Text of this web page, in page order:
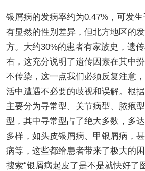
银屑病的发病率约为0.47%，可发
有显然的性别差异，但北方地区的
方。大约30%的患者有家族史，遗
右，这充分说明了遗传因素在其中
不传染，这一点我们必须反复注意
活中遭遇不必要的歧视和误解。根
主要分为寻常型、关节病型、脓疱
型，其中寻常型占了绝大多数，多
多样，如头皮银屑病、甲银屑病，
病等，这些都给患者带来了极大的
搜索“银屑病起皮了是不是就快好了